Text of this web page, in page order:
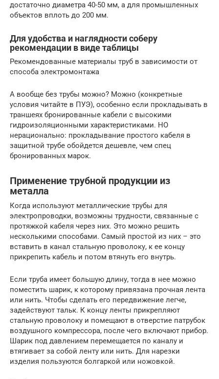
достаточно диаметра 40-50 мм, а для промышленных
объектов вплоть до 200 мм.
Для удобства и наглядности соберу
рекомендации в виде таблицы
Рекомендованные материалы труб в зависимости от
способа электромонтажа
А вообще без трубы можно? Можно (конкретные
условия читайте в ПУЭ), особенно если прокладывать в
траншеях бронированные кабели с высокими
гидроизоляционными характеристиками. НО
нерационально: прокладывание простого кабеля в
защитной трубе обойдется дешевле, чем спец
бронированных марок.
Применение трубной продукции из
металла
Когда используют металлические трубы для
электропроводки, возможны трудности, связанные с
протяжкой кабеля через них. Это можно решить
несколькими способами. Самый простой из них – это
вставить в канал стальную проволоку, к ее концу
прикрепить кабель и потом втянуть его внутрь.
Если труба имеет большую длину, тогда в нее можно
поместить шарик, к которому привязана прочная лента
или нить. Чтобы сделать его передвижение легче,
задействуют тальк. К концу ленты прикрепляют
стальную проволоку и помещают в отверстие патрубок
воздушного компрессора, после чего включают прибор.
Шарик под давлением перемещается по каналу и
втягивает за собой ленту или нить. Для нарезки
изделия пользуются болгаркой или ножовкой.